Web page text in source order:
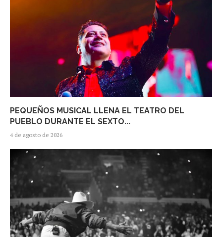
PEQUEÑOS MUSICAL LLENA EL TEATRO DEL
PUEBLO DURANTE EL SEXTO...
4 de agosto de 2026